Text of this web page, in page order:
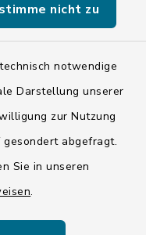
nicht zu
notwendige
Darstellung unserer
zur Nutzung
abgefragt.
Sie in unseren
.